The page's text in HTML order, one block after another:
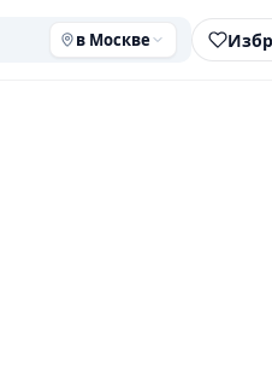
в Москве